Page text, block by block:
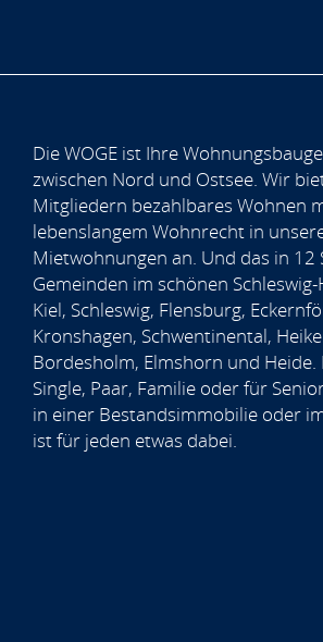
Die WOGE ist Ihre
zwischen Nord und Ostsee. Wir
Mitgliedern bezahlbares Wohnen
lebenslangem Wohnrecht in
Mietwohnungen an. Und das in 12
Gemeinden im schönen
Kiel, Schleswig, Flensburg,
Kronshagen, Schwentinental,
Bordesholm, Elmshorn und Heide.
Single, Paar, Familie oder für
in einer Bestandsimmobilie oder
ist für jeden etwas dabei.